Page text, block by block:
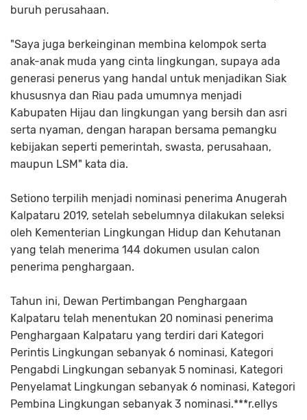
buruh perusahaan.
"Saya juga berkeinginan membina kelompok serta
anak-anak muda yang cinta lingkungan, supaya ada
generasi penerus yang handal untuk menjadikan Siak
khususnya dan Riau pada umumnya menjadi
Kabupaten Hijau dan lingkungan yang bersih dan asri
serta nyaman, dengan harapan bersama pemangku
kebijakan seperti pemerintah, swasta, perusahaan,
maupun LSM" kata dia.
Setiono terpilih menjadi nominasi penerima Anugerah
Kalpataru 2019, setelah sebelumnya dilakukan seleksi
oleh Kementerian Lingkungan Hidup dan Kehutanan
yang telah menerima 144 dokumen usulan calon
penerima penghargaan.
Tahun ini, Dewan Pertimbangan Penghargaan
Kalpataru telah menentukan 20 nominasi penerima
Penghargaan Kalpataru yang terdiri dari Kategori
Perintis Lingkungan sebanyak 6 nominasi, Kategori
Pengabdi Lingkungan sebanyak 5 nominasi, Kategori
Penyelamat Lingkungan sebanyak 6 nominasi, Kategori
Pembina Lingkungan sebanyak 3 nominasi.***r.ellys